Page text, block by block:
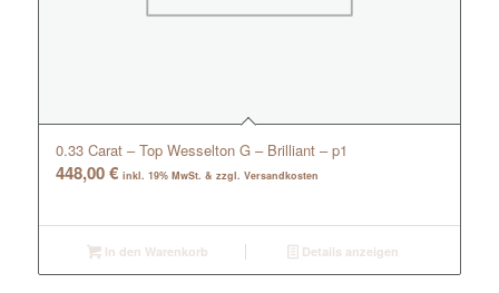
0.33 Carat – Top Wesselton G – Brilliant – p1
448,00€ inkl. 19% MwSt. & zzgl. Versandkosten
In den Warenkorb Details anzeigen